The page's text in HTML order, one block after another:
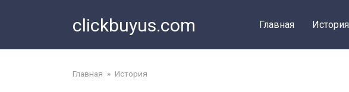
clickbuyus.com Главная История
Главная » История